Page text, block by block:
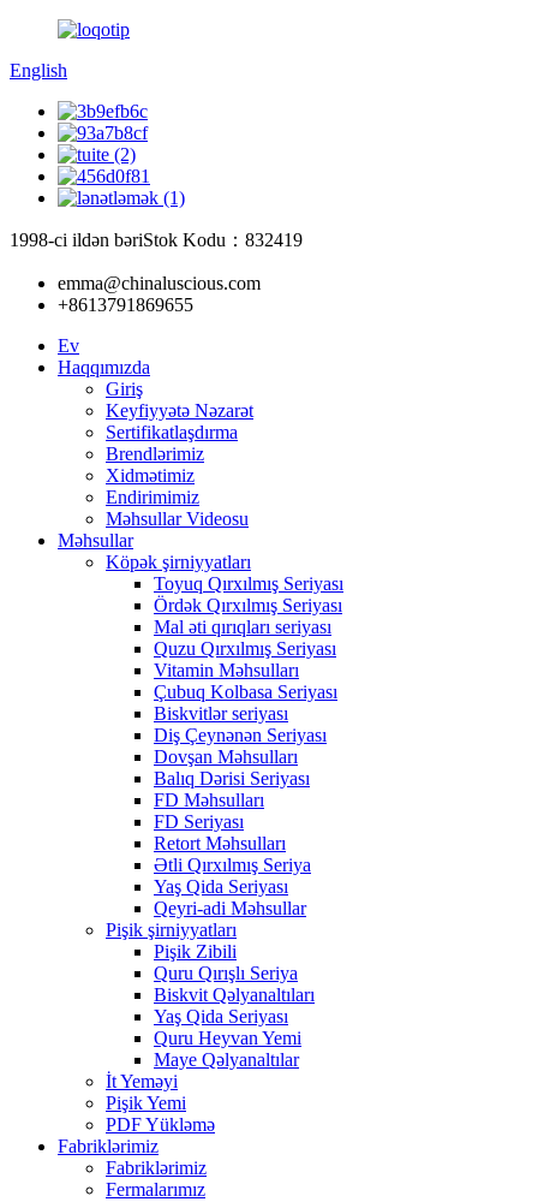
English
1998-ci ildən bəriStok Kodu：832419
emma@chinaluscious.com
+8613791869655
Ev
Haqqımızda
Giriş
Keyfiyyətə Nəzarət
Sertifikatlaşdırma
Brendlərimiz
Xidmətimiz
Endirimimiz
Məhsullar Videosu
Məhsullar
Köpək şirniyyatları
Toyuq Qırxılmış Seriyası
Ördək Qırxılmış Seriyası
Mal əti qırıqları seriyası
Quzu Qırxılmış Seriyası
Vitamin Məhsulları
Çubuq Kolbasa Seriyası
Biskvitlər seriyası
Diş Çeynənən Seriyası
Dovşan Məhsulları
Balıq Dərisi Seriyası
FD Məhsulları
FD Seriyası
Retort Məhsulları
Ətli Qırxılmış Seriya
Yaş Qida Seriyası
Qeyri-adi Məhsullar
Pişik şirniyyatları
Pişik Zibili
Quru Qırışlı Seriya
Biskvit Qəlyanaltıları
Yaş Qida Seriyası
Quru Heyvan Yemi
Maye Qəlyanaltılar
İt Yeməyi
Pişik Yemi
PDF Yükləmə
Fabriklərimiz
Fabriklərimiz
Fermalarımız